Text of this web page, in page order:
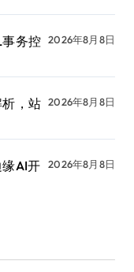
务控 2026年8月8日
，站 2026年8月8日
AI开
2026年8月8日